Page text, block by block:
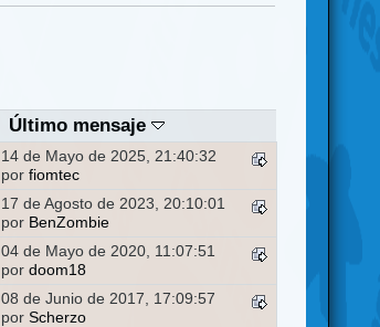
Último mensaje
14 de Mayo de 2025, 21:40:32
porfiomtec
17 de Agosto de 2023, 20:10:01
por BenZombie
04 de Mayo de 2020, 11:07:51
pordoom18
08 de Junio de 2017, 17:09:57
porScherzo